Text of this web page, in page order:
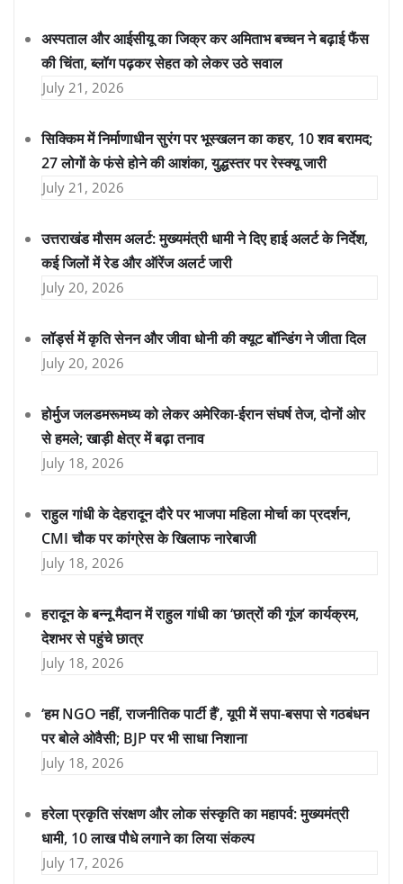
अस्पताल और आईसीयू का जिक्र कर अमिताभ बच्चन ने बढ़ाई फैंस
की चिंता, ब्लॉग पढ़कर सेहत को लेकर उठे सवाल
July 21, 2026
सिक्किम में निर्माणाधीन सुरंग पर भूस्खलन का कहर, 10 शव बरामद;
27 लोगों के फंसे होने की आशंका, युद्धस्तर पर रेस्क्यू जारी
July 21, 2026
उत्तराखंड मौसम अलर्ट: मुख्यमंत्री धामी ने दिए हाई अलर्ट के निर्देश,
कई जिलों में रेड और ऑरेंज अलर्ट जारी
July 20, 2026
लॉर्ड्स में कृति सेनन और जीवा धोनी की क्यूट बॉन्डिंग ने जीता दिल
July 20, 2026
होर्मुज जलडमरूमध्य को लेकर अमेरिका-ईरान संघर्ष तेज, दोनों ओर
से हमले; खाड़ी क्षेत्र में बढ़ा तनाव
July 18, 2026
राहुल गांधी के देहरादून दौरे पर भाजपा महिला मोर्चा का प्रदर्शन,
CMI चौक पर कांग्रेस के खिलाफ नारेबाजी
July 18, 2026
हरादून के बन्नू मैदान में राहुल गांधी का ‘छात्रों की गूंज’ कार्यक्रम,
देशभर से पहुंचे छात्र
July 18, 2026
‘हम NGO नहीं, राजनीतिक पार्टी हैं’, यूपी में सपा-बसपा से गठबंधन
पर बोले ओवैसी; BJP पर भी साधा निशाना
July 18, 2026
हरेला प्रकृति संरक्षण और लोक संस्कृति का महापर्व: मुख्यमंत्री
धामी, 10 लाख पौधे लगाने का लिया संकल्प
July 17, 2026